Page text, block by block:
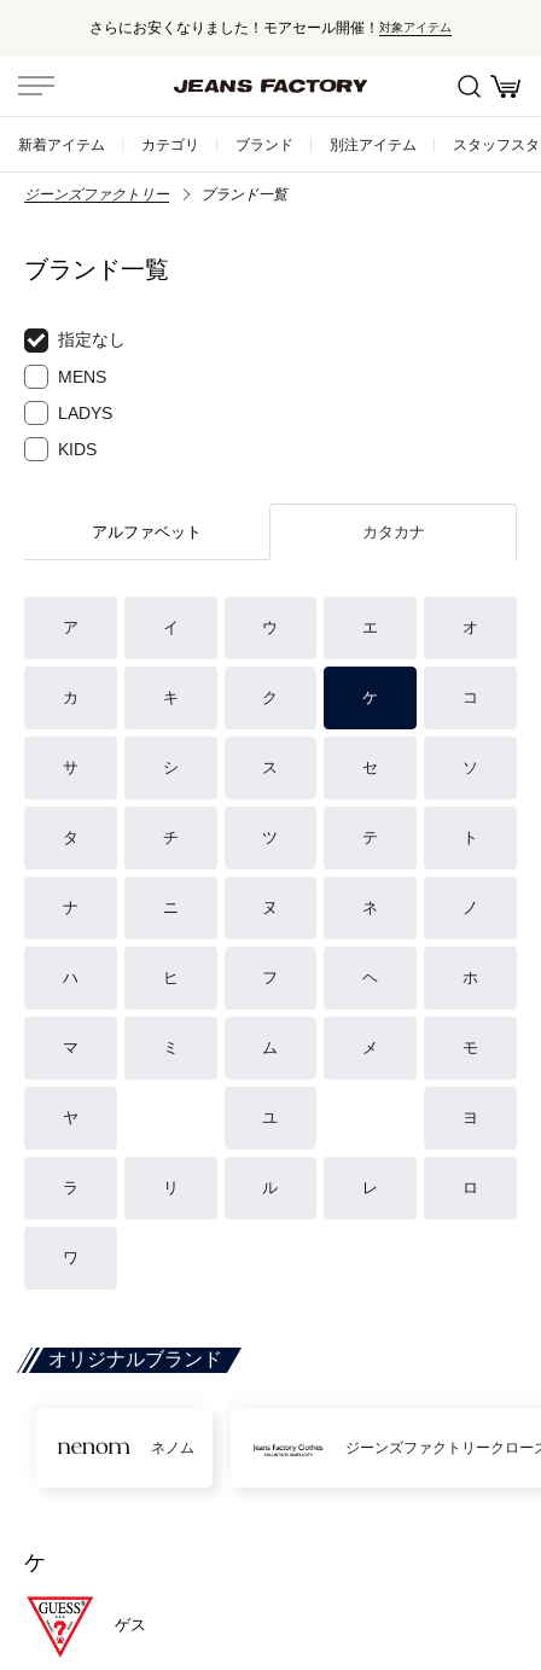
さらにお安くなりました！モアセール開催！ 対象アイテム
新着アイテム カテゴリ ブランド 別注アイテム スタッフス
ジーンズファクトリー ブランド一覧
ブランド一覧
指定なし
MENS
LADYS
KIDS
アルファベット カタカナ
ア イ ウ エ オ
カ キ ク ケ コ
サ シ ス セ ソ
タ チ ツ テ ト
ナ ニ ヌ ネ ノ
ハ ヒ フ ヘ ホ
マ ミ ム メ モ
ヤ ユ ヨ
ラ リ ル レ ロ
ワ
オリジナルブランド
ネノム ジーンズファクトリークロー
ケ
ゲス